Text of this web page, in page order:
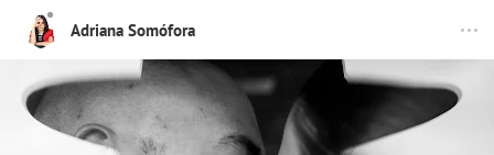
Adriana Somófora